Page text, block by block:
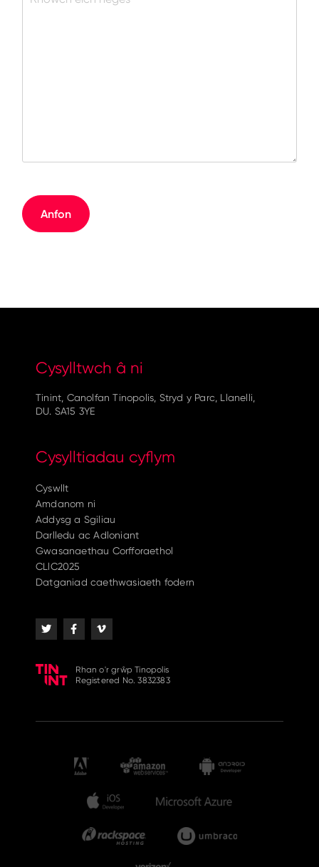
Cysylltwch â ni
Tinint, Canolfan Tinopolis, Stryd y Parc, Llanelli,
DU. SA15 3YE
Cysylltiadau cyflym
Cyswllt
Amdanom ni
Addysg a Sgiliau
Darlledu ac Adloniant
Gwasanaethau Corfforaethol
CLlC2025
Datganiad caethwasiaeth fodern
Rhan o'r grŵp Tinopolis
Registered No. 3832383